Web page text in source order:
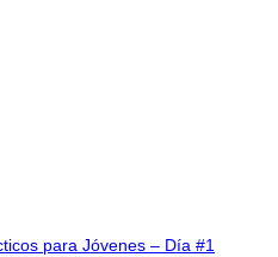
para Jóvenes – Día #1